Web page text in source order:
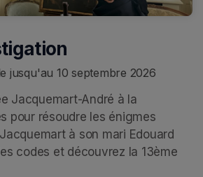
jusqu'au 10 septembre 2026
Jacquemart-André à la
pour résoudre les énigmes
à son mari Edouard
codes et découvrez la 13ème